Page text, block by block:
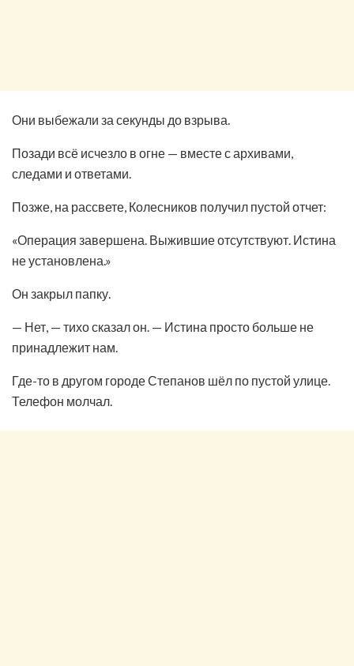
Они выбежали за секунды до взрыва.
Позади всё исчезло в огне — вместе с архивами,
следами и ответами.
Позже, на рассвете, Колесников получил пустой отчет:
«Операция завершена. Выжившие отсутствуют. Истина
не установлена.»
Он закрыл папку.
— Нет, — тихо сказал он. — Истина просто больше не
принадлежит нам.
Где-то в другом городе Степанов шёл по пустой улице.
Телефон молчал.